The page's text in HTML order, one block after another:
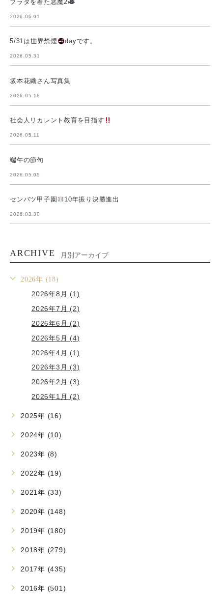
プラダを着た悪魔2
2026.06.01
5/31は世界禁煙 dayです。
2026.05.31
坂本花織さん写真集
2026.05.18
社会人リカレント教育を目指す
2026.05.11
端午の節句
2026.05.05
センバツ甲子園 10年振り決勝進出
2026.03.30
ARCHIVE 月別アーカイブ
2026年 (18)
2026年8月 (1)
2026年7月 (2)
2026年6月 (2)
2026年5月 (4)
2026年4月 (1)
2026年3月 (3)
2026年2月 (3)
2026年1月 (2)
2025年 (16)
2024年 (10)
2023年 (8)
2022年 (19)
2021年 (33)
2020年 (148)
2019年 (180)
2018年 (279)
2017年 (435)
2016年 (501)